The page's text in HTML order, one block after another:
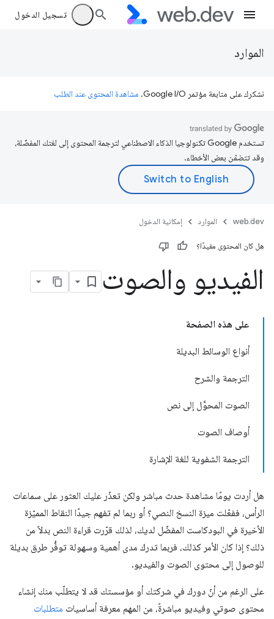
تسجيل الدخول
الموارد
نشكرك على متابعة مؤتمر Google I/O. مشاهدة المحتوى عند الطلب
تستخدم Google تكنولوجيا الذكاء الاصطناعي لترجمة المحتوى إلى لغتك المفضّلة،
وقد تتضمّن بعض الأخطاء.
web.dev الموارد إمكانية الدخول
هل كان المحتوى مفيدًا؟
الفيديو والصوت
على هذه الصفحة
أنواع الوسائط البديلة
الترجمة والشرح
الصوت المحوَّل إلى نص
أوصاف الصوت
الترجمة الشفوية للغة الإشارة
هل أردت يومًا مشاهدة حدث مباشر ولكن تعذّر عليك العثور على سماعات
الرأس، ففعّلت ميزة النسخ النصي؟ أو ربما لم تفهم جيدًا النقاط المميّزة
الأخيرة في البودكاست المفضّل لديك، لذلك قرّرت قراءة النص بدلاً من
ذلك؟ إذا كان الأمر كذلك، فربما تدرك مدى أهمية وسهولة توفُّر طرق بديلة
للوصول إلى محتوى الصوت والفيديو.
على الرغم من أنّ دورك في شركتك أو مؤسستك قد لا يتطلّب منك إنشاء
محتوى صوتي وفيديو مباشرةً، من المهم معرفة أساسيات متطلبات